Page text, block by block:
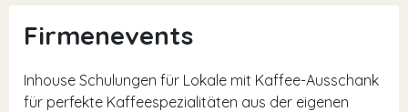
Firmenevents
Inhouse Schulungen für Lokale mit Kaffee-Ausschank
für perfekte Kaffeespezialitäten aus der eigenen